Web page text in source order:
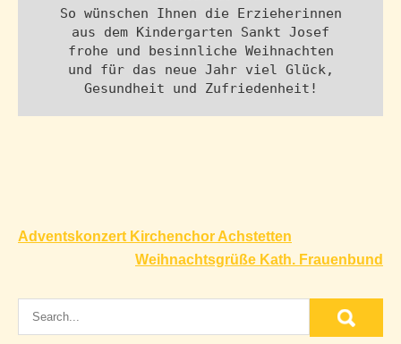
So wünschen Ihnen die Erzieherinnen
aus dem Kindergarten Sankt Josef
frohe und besinnliche Weihnachten
und für das neue Jahr viel Glück,
Gesundheit und Zufriedenheit!
Beitragsnavigation
Adventskonzert Kirchenchor Achstetten
Weihnachtsgrüße Kath. Frauenbund